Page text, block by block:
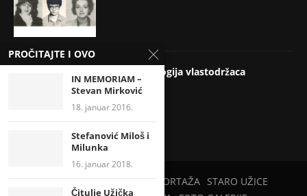
Psihopatologija vlastodržaca
17. jul 2025.
REPORTAŽA
STARO UŽICE
PROČITAJTE I OVO
IN MEMORIAM –
Stevan Mirković
18. januar 2016.
Stefanović Miloš i
Milunka
16. januar 2018.
Čitulje Užička